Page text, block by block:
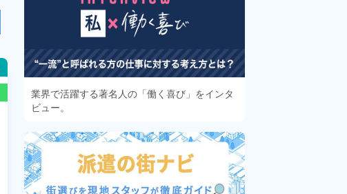
業界で活躍する著名人の「働く喜び」をインタ
ビュー。